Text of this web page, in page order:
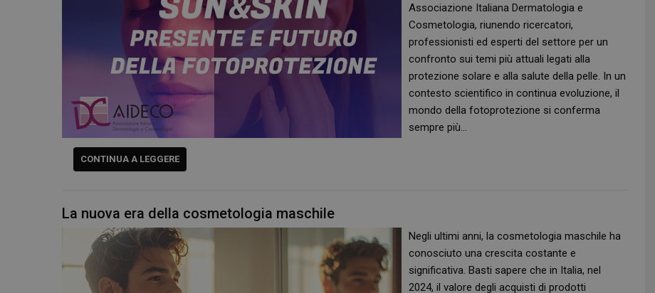
Associazione Italiana Dermatologia e
Cosmetologia, riunendo ricercatori,
professionisti ed esperti del settore per un
confronto sui temi più attuali legati alla
protezione solare e alla salute della pelle. In un
contesto scientifico in continua evoluzione, il
mondo della fotoprotezione si conferma
sempre più…
CONTINUA A LEGGERE
La nuova era della cosmetologia maschile
Negli ultimi anni, la cosmetologia maschile ha
conosciuto una crescita costante e
significativa. Basti sapere che in Italia, nel
2024, il valore degli acquisti di prodotti